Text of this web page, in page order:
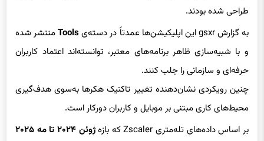
طراحی شده بودند.
به گزارش gsxr این اپلیکیشن‌ها عمدتاً در دسته‌ی
Toolsمنتشر شده
و با شبیه‌سازی ظاهر برنامه‌های معتبر، توانسته‌اند اعتماد کاربران
حرفه‌ای و سازمانی را جلب کنند.
چنین رویکردی نشان‌دهنده تغییر تاکتیک هکرها به‌سوی هدف‌گیری
محیط‌های کاری مبتنی بر موبایل و کاربران دورکار است.
بر اساس داده‌های تله‌متری Zscaler که بازه
ژوئن ۲۰۲۴ تا مه ۲۰۲۵